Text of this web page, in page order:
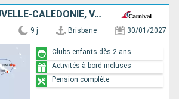
AUSTRALIE, NOUVELLE-CALÉDONIE, VANUATU
9 j Brisbane 30/01/2027
Clubs enfants dès 2 ans
Activités à bord incluses
Pension complète